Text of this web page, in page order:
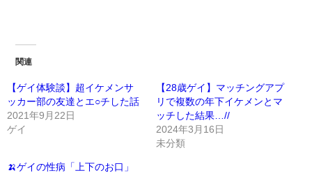
関連
【ゲイ体験談】超イケメンサ
ッカー部の友達とエ○チした話
2021年9月22日
ゲイ
【28歳ゲイ】マッチングアプ
リで複数の年下イケメンとマ
ッチした結果…//
2024年3月16日
未分類
🍌ゲイの性病「上下のお口」